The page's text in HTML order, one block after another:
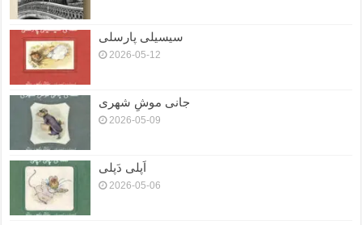
سیسیلی پارسلی
2026-05-12
جانی موشِ شهری
2026-05-09
اَپلی دَپلی
2026-05-06